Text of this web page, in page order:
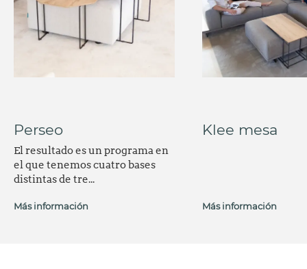
Perseo
El resultado es un programa en
el que tenemos cuatro bases
distintas de tre...
Más información
Klee mesa
Más información